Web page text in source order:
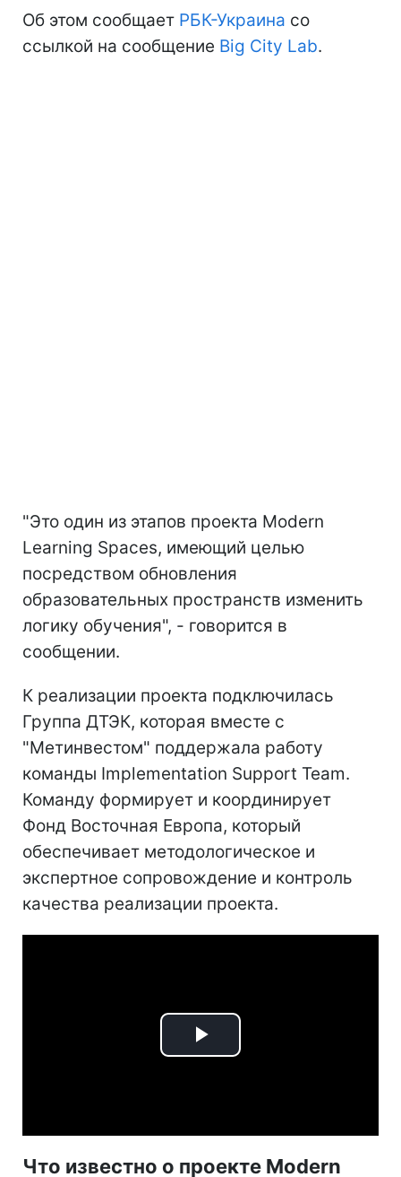
Об этом сообщает РБК-Украина со
ссылкой на сообщение Big City Lab.
"Это один из этапов проекта Modern
Learning Spaces, имеющий целью
посредством обновления
образовательных пространств изменить
логику обучения", - говорится в
сообщении.
К реализации проекта подключилась
Группа ДТЭК, которая вместе с
"Метинвестом" поддержала работу
команды Implementation Support Team.
Команду формирует и координирует
Фонд Восточная Европа, который
обеспечивает методологическое и
экспертное сопровождение и контроль
качества реализации проекта.
Play
Что известно о проекте Modern